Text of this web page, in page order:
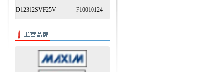
D12312SVF25V
F10010124